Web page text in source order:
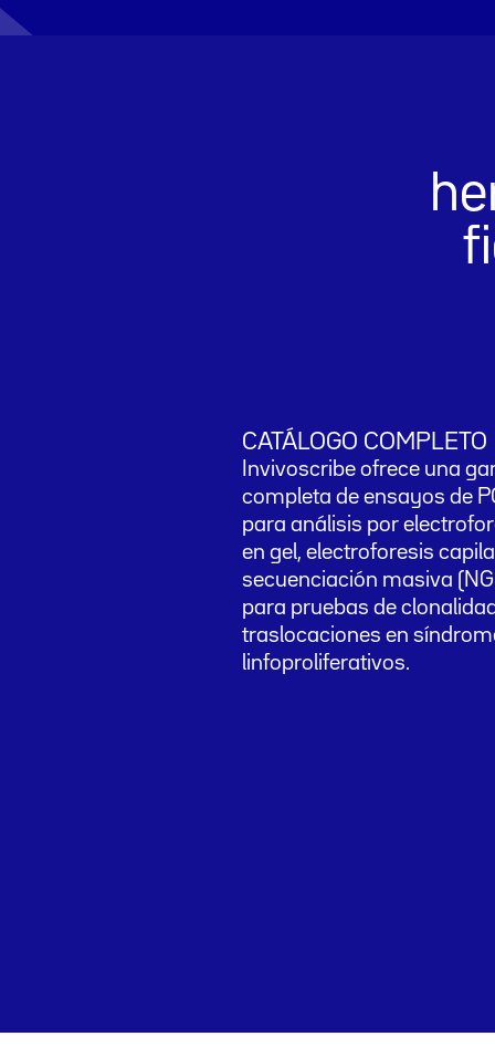
CATÁLOGO COMPLETO
Invivoscribe ofrece una
completa de ensayos de
para análisis por
en gel, electroforesis
secuenciación masiva
para pruebas de
traslocaciones en
linfoproliferativos.